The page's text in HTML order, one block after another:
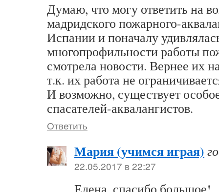
Думаю, что могу ответить на
мадридского пожарного-
Испании и поначалу
многопрофильности работы
смотрела новости. Вернее их
т.к. их работа не
И возможно, существует
спасателей-аквалангистов.
Ответить
Мария (учимся играя)
22.05.2017 в 22:27
Елена, спасибо большое!